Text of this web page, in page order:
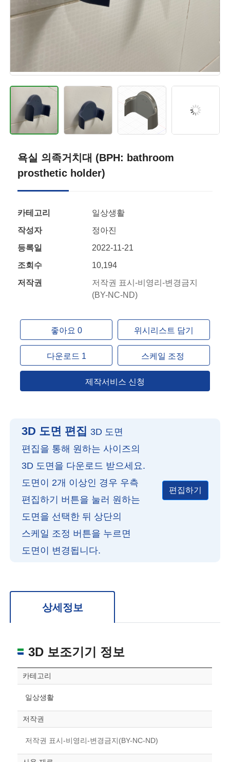
욕실 의족거치대 (BPH: bathroom
prosthetic holder)
카테고리
일상생활
작성자
정아진
등록일
2022-11-21
조회수
10,194
저작권
저작권 표시-비영리-변경금지
(BY-NC-ND)
좋아요 0 위시리스트 담기
다운로드 1 스케일 조정
제작서비스 신청
3D 도면 편집 3D 도면
편집을 통해 원하는 사이즈의
3D 도면을 다운로드 받으세요.
도면이 2개 이상인 경우 우측
편집하기 버튼을 눌러 원하는
도면을 선택한 뒤 상단의
스케일 조정 버튼을 누르면
도면이 변경됩니다.
편집하기
위치 이동: 우측 드래그
상세정보
3D 보조기기 정보
카테고리
일상생활
저작권
저작권 표시-비영리-변경금지(BY-NC-ND)